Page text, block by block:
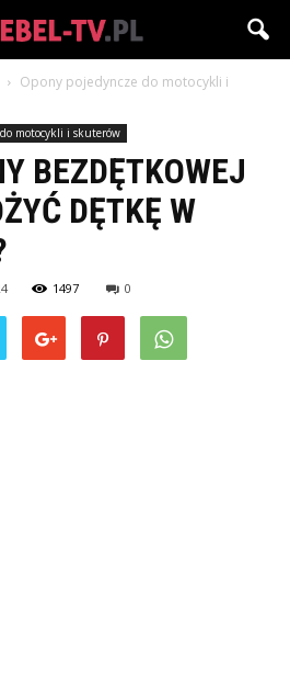
Opony pojedyncze do motocykli i
motocykli i skuterów
BEZDĘTKOWEJ
DĘTKĘ W
1497 0